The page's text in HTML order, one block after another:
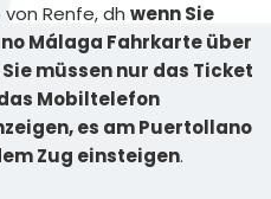
Renfe, dh wenn Sie
Málaga Fahrkarte über
müssen nur das Ticket
Mobiltelefon
es am Puertollano
Zug einsteigen.